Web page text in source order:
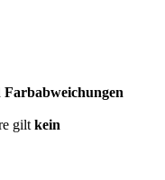
Farbabweichungen
gilt kein